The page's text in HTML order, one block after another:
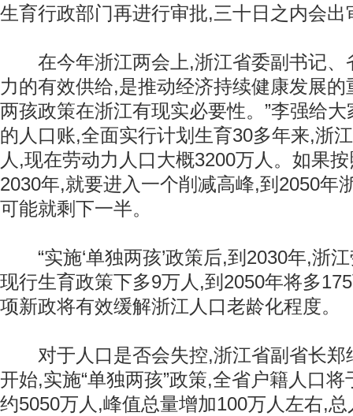
生育行政部门再进行审批,三十日之内会出
在今年浙江两会上,浙江省委副书记、
力的有效供给,是推动经济持续健康发展
两孩政策在浙江有现实必要性。”李强给
的人口账,全面实行计划生育30多年来,浙
人,现在劳动力人口大概3200万人。如果
2030年,就要进入一个削减高峰,到2050年
可能就剩下一半。
“实施‘单独两孩’政策后,到2030年,浙
现行生育政策下多9万人,到2050年将多
项新政将有效缓解浙江人口老龄化程度。
对于人口是否会失控,浙江省副省长郑
开始,实施“单独两孩”政策,全省户籍人口
约5050万人,峰值总量增加100万人左右,